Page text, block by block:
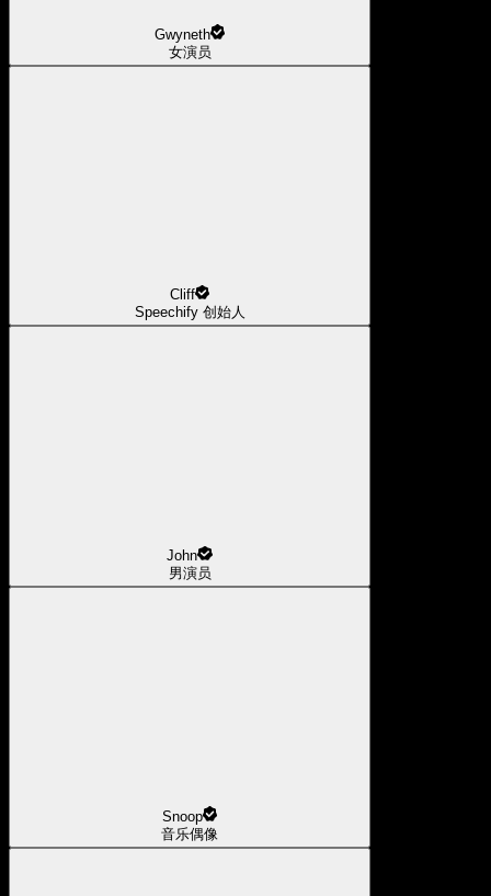
Gwyneth
女演员
Cliff
Speechify 创始人
John
男演员
Snoop
音乐偶像